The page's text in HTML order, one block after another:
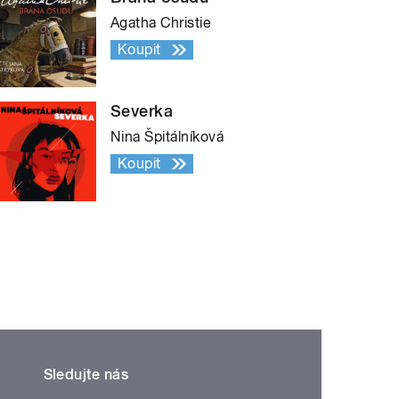
Agatha Christie
Koupit
Severka
Nina Špitálníková
Koupit
Sledujte nás